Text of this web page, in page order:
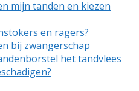
mijn tanden en kiezen
en ragers?
bij zwangerschap
het tandvlees